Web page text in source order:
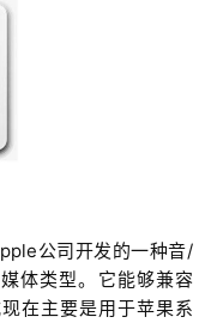
公司开发的一种音/
体类型。它能够兼容
在主要是用于苹果系